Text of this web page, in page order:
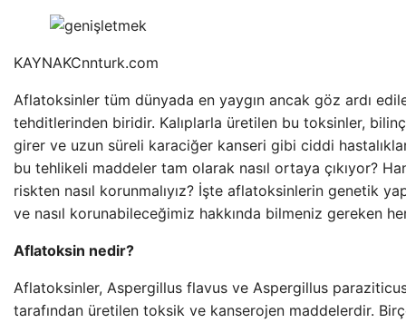
KAYNAKCnnturk.com
Aflatoksinler tüm dünyada en yaygın ancak göz ardı
tehditlerinden biridir. Kalıplarla üretilen bu toksinler,
girer ve uzun süreli karaciğer kanseri gibi ciddi
bu tehlikeli maddeler tam olarak nasıl ortaya çıkıyor?
riskten nasıl korunmalıyız? İşte aflatoksinlerin genetik
ve nasıl korunabileceğimiz hakkında bilmeniz gereken
Aflatoksin nedir?
Aflatoksinler, Aspergillus flavus ve Aspergillus
tarafından üretilen toksik ve kanserojen maddelerdir.